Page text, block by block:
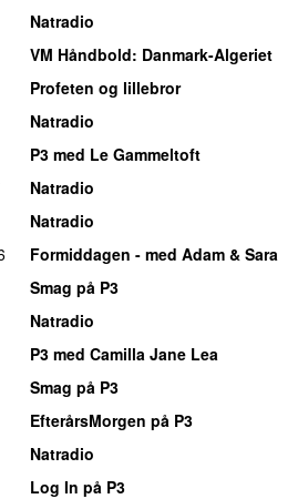
Natradio
VM Håndbold: Danmark-Algeriet
Profeten og lillebror
Natradio
P3 med Le Gammeltoft
Natradio
Natradio
Formiddagen - med Adam & Sara
Smag på P3
Natradio
P3 med Camilla Jane Lea
Smag på P3
EfterårsMorgen på P3
Natradio
Log In på P3